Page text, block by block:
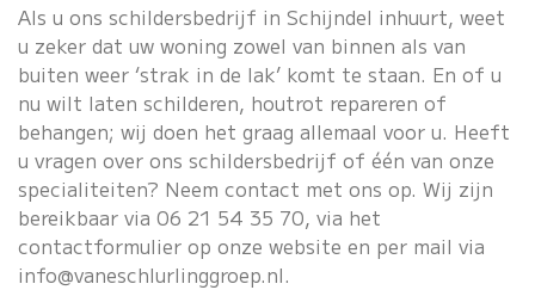
Als u ons schildersbedrijf in Schijndel inhuurt, weet
u zeker dat uw woning zowel van binnen als van
buiten weer ‘strak in de lak’ komt te staan. En of u
nu wilt laten schilderen, houtrot repareren of
behangen; wij doen het graag allemaal voor u. Heeft
u vragen over ons schildersbedrijf of één van onze
specialiteiten? Neem contact met ons op. Wij zijn
bereikbaar via 06 21 54 35 70, via het
contactformulier op onze website en per mail via
info@vaneschlurlinggroep.nl.